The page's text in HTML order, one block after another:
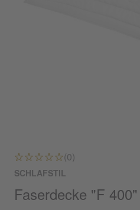
(0)
SCHLAFSTIL
Faserdecke "F